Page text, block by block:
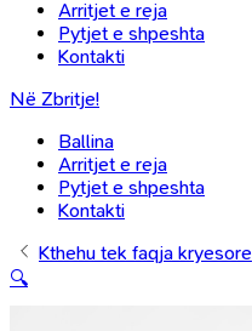
Arritjet e reja
Pytjet e shpeshta
Kontakti
Në Zbritje!
Ballina
Arritjet e reja
Pytjet e shpeshta
Kontakti
Kthehu tek faqja kryesore
🔍